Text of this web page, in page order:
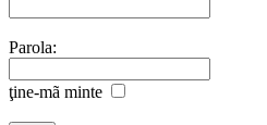
Parola:
ţine-mã minte